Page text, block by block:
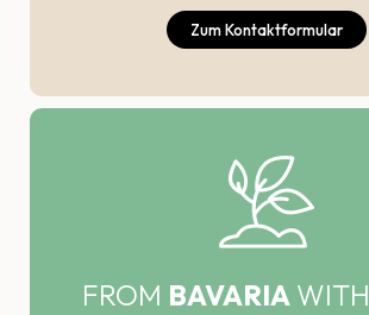
Zum Kontaktformular
FROM BAVARIAWITH